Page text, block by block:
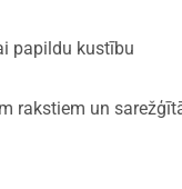
papildu kustību
rakstiem un